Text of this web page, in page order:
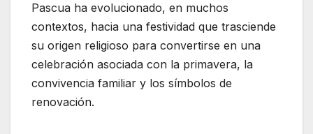
Pascua ha evolucionado, en muchos
contextos, hacia una festividad que trasciende
su origen religioso para convertirse en una
celebración asociada con la primavera, la
convivencia familiar y los símbolos de
renovación.